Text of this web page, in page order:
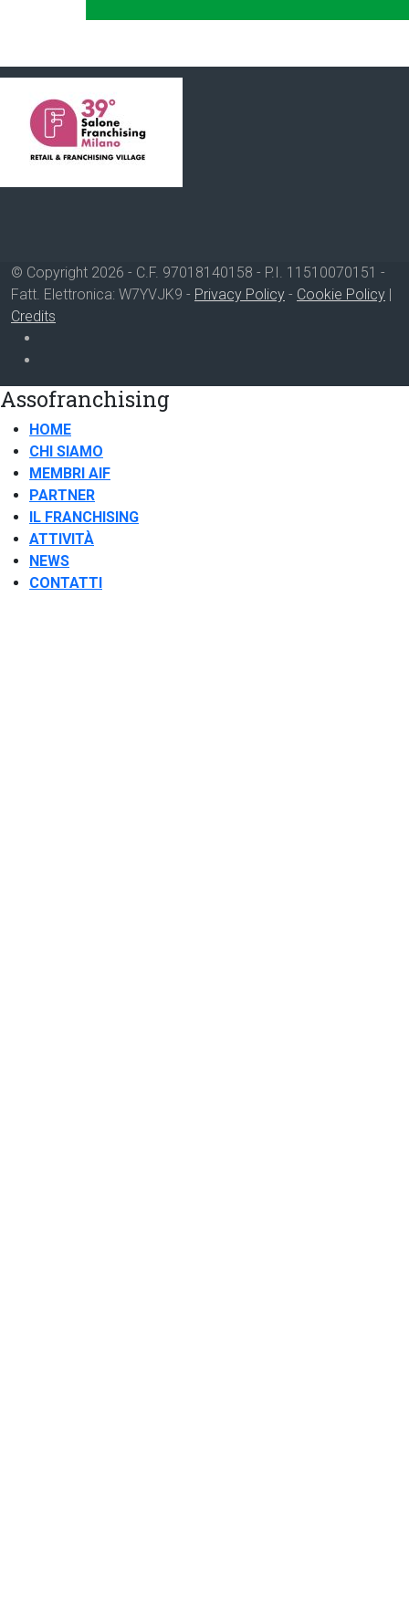
© Copyright 2026 - C.F. 97018140158 - P.I. 11510070151 -
Fatt. Elettronica: W7YVJK9 - Privacy Policy - Cookie Policy
Credits
Assofranchising
HOME
CHI SIAMO
MEMBRI AIF
PARTNER
IL FRANCHISING
ATTIVITÀ
NEWS
CONTATTI